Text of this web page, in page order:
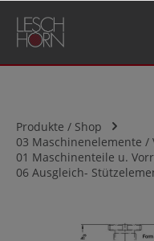
springen
Produkte / Shop
03 Maschinenelemente
01 Maschinenteile u.
06 Ausgleich-
Bildergalerie